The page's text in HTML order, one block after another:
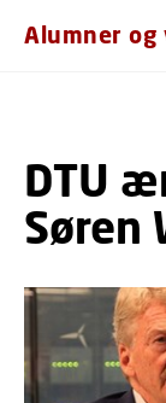
Alumner og
DTU
Søren